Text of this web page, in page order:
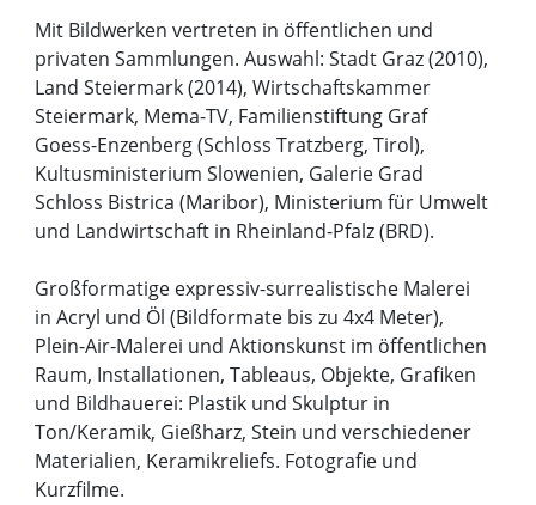
Mit Bildwerken vertreten in öffentlichen und
privaten Sammlungen. Auswahl: Stadt Graz (2010),
Land Steiermark (2014), Wirtschaftskammer
Steiermark, Mema-TV, Familienstiftung Graf
Goess-Enzenberg (Schloss Tratzberg, Tirol),
Kultusministerium Slowenien, Galerie Grad
Schloss Bistrica (Maribor), Ministerium für Umwelt
und Landwirtschaft in Rheinland-Pfalz (BRD).
Großformatige expressiv-surrealistische Malerei
in Acryl und Öl (Bildformate bis zu 4x4 Meter),
Plein-Air-Malerei und Aktionskunst im öffentlichen
Raum, Installationen, Tableaus, Objekte, Grafiken
und Bildhauerei: Plastik und Skulptur in
Ton/Keramik, Gießharz, Stein und verschiedener
Materialien, Keramikreliefs. Fotografie und
Kurzfilme.